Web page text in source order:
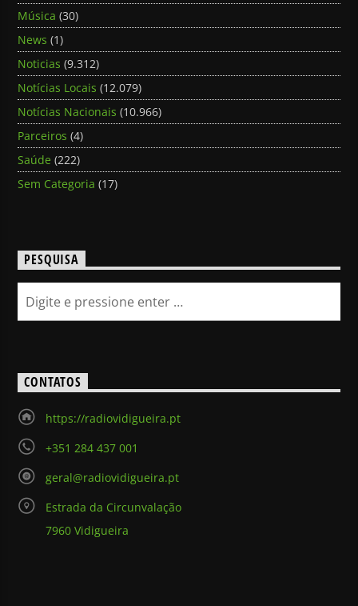
Música (30)
News (1)
Noticias (9.312)
Notícias Locais (12.079)
Notícias Nacionais (10.966)
Parceiros (4)
Saúde (222)
Sem Categoria (17)
PESQUISA
CONTATOS
https://radiovidigueira.pt
+351 284 437 001
geral@radiovidigueira.pt
Estrada da Circunvalação
7960 Vidigueira